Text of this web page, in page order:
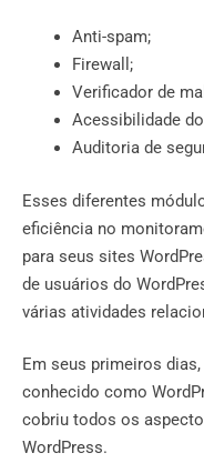
Anti-spam;
Firewall;
Verificador de
Acessibilidade
Auditoria de
Esses diferentes
eficiência no
para seus sites
de usuários do
várias atividades
Em seus primeiros
conhecido como
cobriu todos os
WordPress.